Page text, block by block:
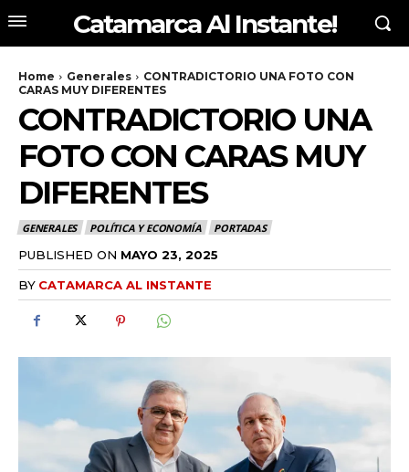
Catamarca Al Instante!
Home Generales
CONTRADICTORIO UNA FOTO CON
CARAS MUY DIFERENTES
CONTRADICTORIO UNA
FOTO CON CARAS MUY
DIFERENTES
GENERALES POLÍTICA Y ECONOMÍA PORTADAS
PUBLISHED ON MAYO 23, 2025
BY CATAMARCA AL INSTANTE